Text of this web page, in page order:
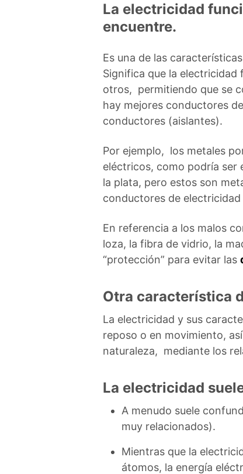
La electricidad
encuentre.
Es una de las
Significa que la
otros, permitiendo que se
hay mejores conductores
conductores (aislantes).
Por ejemplo, los metales
eléctricos, como podría ser
la plata, pero estos son
conductores de
En referencia a los malos
loza, la fibra de vidrio, la
“protección” para evitar las
Otra característica
La electricidad y sus
reposo o en movimiento,
naturaleza, mediante los
La electricidad
A menudo suele
muy relacionados).
Mientras que la
átomos, la energía